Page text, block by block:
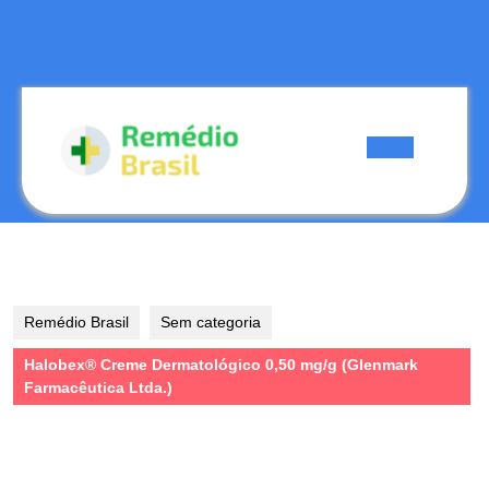
Remédio Brasil Sem categoria
Halobex® Creme Dermatológico 0,50 mg/g (Glenmark
Farmacêutica Ltda.)